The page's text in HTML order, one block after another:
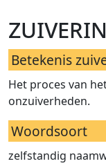
Betekenis
Het proces van
onzuiverheden.
Woordsoort
zelfstandig